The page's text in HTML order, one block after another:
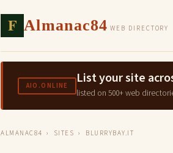
F Almanac84 WEB DIRECTORY
AIO.ONLINE List your site
listed on 500+ web
ALMANAC84 › SITES › BLURRYBAY.IT